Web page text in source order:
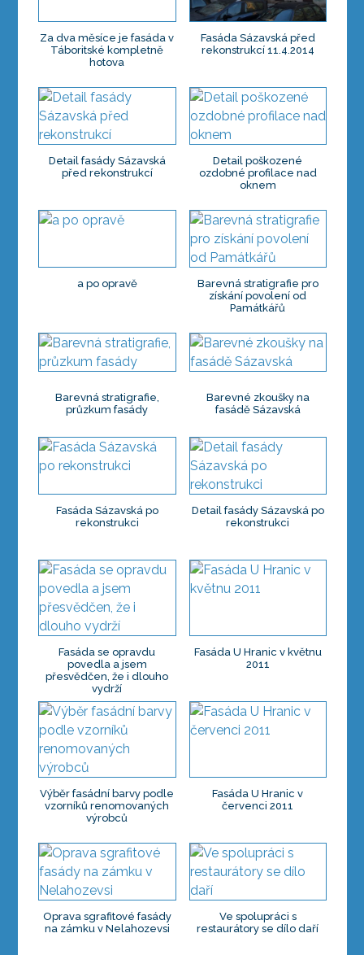
Za dva měsíce je fasáda v
Táboritské kompletně
hotova
Fasáda Sázavská před
rekonstrukcí 11.4.2014
Detail fasády Sázavská
před rekonstrukcí
Detail poškozené
ozdobné profilace nad
oknem
a po opravě
Barevná stratigrafie pro
získání povolení od
Památkářů
Barevná stratigrafie,
průzkum fasády
Barevné zkoušky na
fasádě Sázavská
Fasáda Sázavská po
rekonstrukci
Detail fasády Sázavská po
rekonstrukci
Fasáda se opravdu
povedla a jsem
přesvědčen, že i dlouho
vydrží
Fasáda U Hranic v květnu
2011
Výběr fasádní barvy podle
vzorníků renomovaných
výrobců
Fasáda U Hranic v
červenci 2011
Oprava sgrafitové fasády
na zámku v Nelahozevsi
Ve spolupráci s
restaurátory se dílo daří